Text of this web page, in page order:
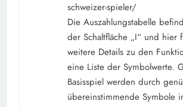
schweizer-spieler/
Die Auszahlungstabelle
der Schaltfläche „I“ und hier
weitere Details zu den
eine Liste der Symbolwerte.
Basisspiel werden durch
übereinstimmende Symbole